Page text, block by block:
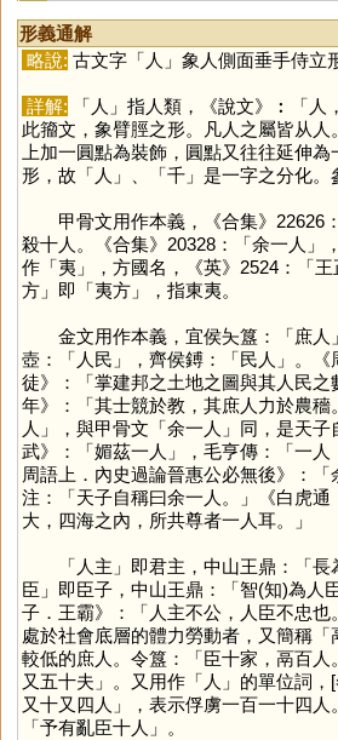
形義通解
略說: 古文字「人 」象人側面垂手侍立
詳解: 「人 」指人類，《說文》︰「人
此籀文，象臂脛之形。凡人之屬皆从人
上加一圓點為裝飾，圓點又往往延伸為
形，故「人 」、「千」是一字之分化。
甲骨文用作本義，《合集》22626
殺十人。《合集》20328：「余一人」
作「夷」，方國名，《英》2524：「
方」即「夷方」，指東夷。
金文用作本義，宜侯夨簋：「庶人
壺：「人民」，齊侯鎛：「民人」。《
徒》：「掌建邦之土地之圖與其人民之
年》：「其士競於教，其庶人力於農穡
人」，與甲骨文「余一人」同，是天
武》：「媚茲一人」，毛亨傳：「一人
周語上．內史過論晉惠公必無後》：「
注：「天子自稱曰余一人。」《白虎通
大，四海之內，所共尊者一人耳。」
「人主」即君主，中山王鼎：「長
臣」即臣子，中山王鼎：「智(知)為人
子．王霸》：「人主不公，人臣不忠也
處於社會底層的體力勞動者，又簡稱「
較低的庶人。令簋：「臣十家，鬲百人
又五十夫」。又用作「人 」的單位詞
又十又四人」，表示俘虜一百一十四人
「予有亂臣十人」。